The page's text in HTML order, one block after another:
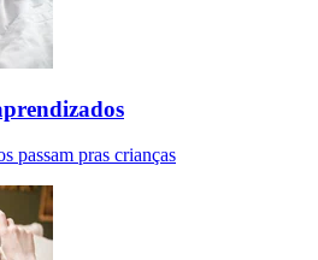
passam pras crianças